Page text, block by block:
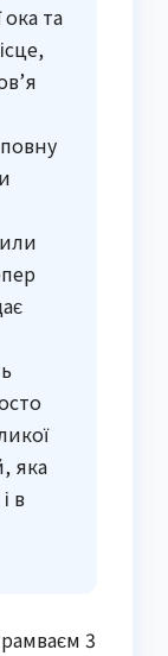
ока та
яка
в
3